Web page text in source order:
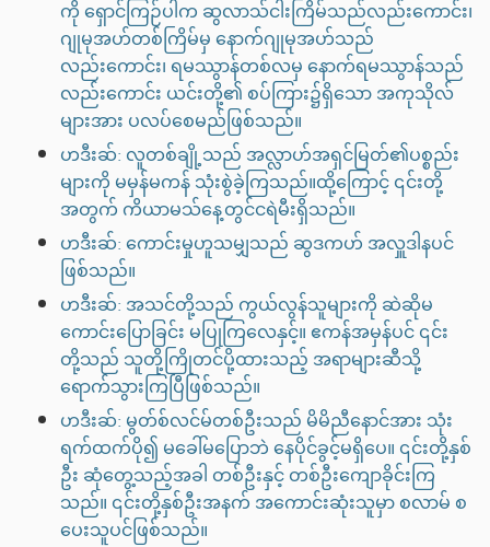
ကို ရှောင်ကြဉ်ပါက ဆွလာသ်ငါးကြိမ်သည်လည်းကောင်း၊
ဂျုမုအဟ်တစ်ကြိမ်မှ နောက်ဂျုမုအဟ်သည်
လည်းကောင်း၊ ရမဿွာန်တစ်လမှ နောက်ရမဿွာန်သည်
လည်းကောင်း ယင်းတို့၏ စပ်ကြား၌ရှိသော အကုသိုလ်
များအား ပလပ်စေမည်ဖြစ်သည်။
ဟဒီးဆ်: လူတစ်ချို့သည် အလ္လာဟ်အရှင်မြတ်၏ပစ္စည်း
များကို မမှန်မကန် သုံးစွဲခဲ့ကြသည်။ထို့ကြောင့် ၎င်းတို့
အတွက် ကိယာမသ်နေ့တွင်ငရဲမီးရှိသည်။
ဟဒီးဆ်: ကောင်းမှုဟူသမျှသည် ဆွဒကဟ် အလှူဒါနပင်
ဖြစ်သည်။
ဟဒီးဆ်: အသင်တို့သည် ကွယ်လွန်သူများကို ဆဲဆိုမ
ကောင်းပြောခြင်း မပြုကြလေနှင့်။ ဧကန်အမှန်ပင် ၎င်း
တို့သည် သူတို့ကြိုတင်ပို့ထားသည့် အရာများဆီသို့
ရောက်သွားကြပြီဖြစ်သည်။
ဟဒီးဆ်: မွတ်စ်လင်မ်တစ်ဦးသည် မိမိညီနောင်အား သုံး
ရက်ထက်ပို၍ မခေါ်မပြောဘဲ နေပိုင်ခွင့်မရှိပေ။ ၎င်းတို့နှစ်
ဦး ဆုံတွေ့သည့်အခါ တစ်ဦးနှင့် တစ်ဦးကျောခိုင်းကြ
သည်။ ၎င်းတို့နှစ်ဦးအနက် အကောင်းဆုံးသူမှာ စလာမ် စ
ပေးသူပင်ဖြစ်သည်။